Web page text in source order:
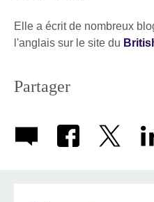
Elle a écrit de nombreux
l'anglais sur le site du
Partager